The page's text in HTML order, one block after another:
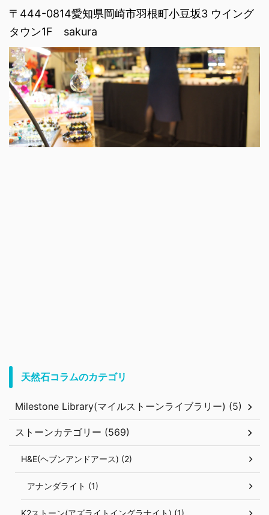
〒444-0814愛知県岡崎市羽根町小豆坂3 ウイング
タウン1F sakura
天然石コラムのカテゴリ
Milestone Library(マイルストーンライブラリー) (5)
ストーンカテゴリー (569)
H&E(ヘブンアンドアース) (2)
アナンダライト (1)